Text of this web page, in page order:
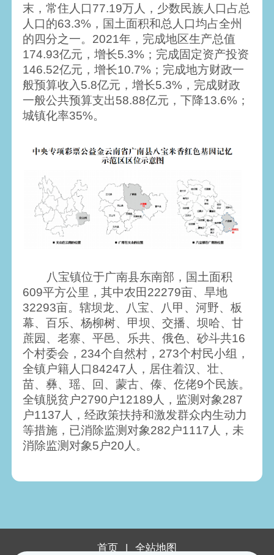
末，常住人口77.19万人，少数民族人口占总
人口的63.3%，国土面积和总人口均占全州
的四分之一。2021年，完成地区生产总值
174.93亿元，增长5.3%；完成固定资产投资
146.52亿元，增长10.7%；完成地方财政一
般预算收入5.8亿元，增长5.3%，完成财政
一般公共预算支出58.88亿元，下降13.6%；
城镇化率35%。
八宝镇位于广南县东南部，国土面积
609平方公里，其中农田22279亩、旱地
32293亩。辖坝龙、八宝、八甲、河野、板
幕、百乐、杨柳树、甲坝、交播、坝哈、甘
蔗园、老寨、平邑、乐共、俄色、砂斗共16
个村委会，234个自然村，273个村民小组，
全镇户籍人口84247人，居住着汉、壮、
苗、彝、瑶、回、蒙古、傣、仡佬9个民族。
全镇脱贫户2790户12189人，监测对象287
户1137人，经政策扶持和激发群众内生动力
等措施，已消除监测对象282户1117人，未
消除监测对象5户20人。
首页 | 全站地图